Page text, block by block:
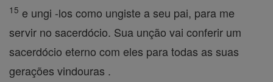
15 e ungi -los como ungiste a seu pai, para me
servir no sacerdócio. Sua unção vai conferir um
sacerdócio eterno com eles para todas as suas
gerações vindouras .